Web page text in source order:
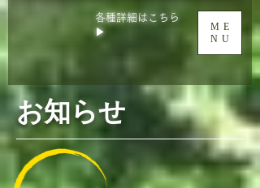
ME
NU
各種詳細はこちら
▶
​お知らせ